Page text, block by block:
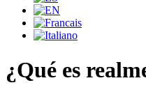
¿Qué es